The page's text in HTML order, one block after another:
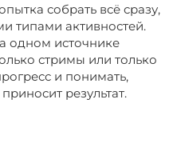
собрать всё сразу,
типами активностей.
одном источнике
стримы или только
и понимать,
результат.